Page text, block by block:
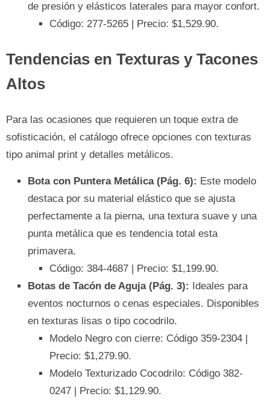
de presión y elásticos laterales para mayor confort.
Código: 277-5265 | Precio: $1,529.90.
Tendencias en Texturas y Tacones
Altos
Para las ocasiones que requieren un toque extra de
sofisticación, el catálogo ofrece opciones con texturas
tipo animal print y detalles metálicos.
Bota con Puntera Metálica (Pág. 6): Este modelo
destaca por su material elástico que se ajusta
perfectamente a la pierna, una textura suave y una
punta metálica que es tendencia total esta
primavera.
Código: 384-4687 | Precio: $1,199.90.
Botas de Tacón de Aguja (Pág. 3): Ideales para
eventos nocturnos o cenas especiales. Disponibles
en texturas lisas o tipo cocodrilo.
Modelo Negro con cierre: Código 359-2304 |
Precio: $1,279.90.
Modelo Texturizado Cocodrilo: Código 382-
0247 | Precio: $1,129.90.